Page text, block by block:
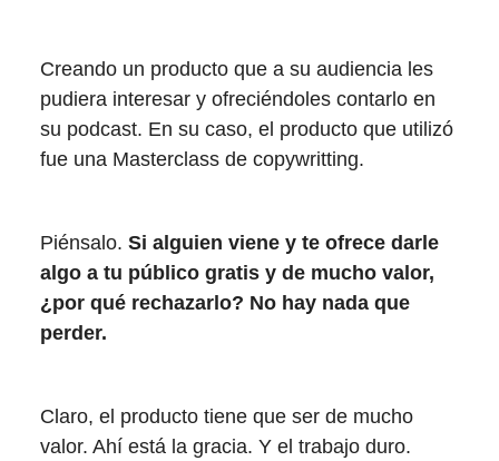
Creando un producto que a su audiencia les
pudiera interesar y ofreciéndoles contarlo en
su podcast. En su caso, el producto que utilizó
fue una Masterclass de copywritting.
Piénsalo. Si alguien viene y te ofrece darle
algo a tu público gratis y de mucho valor,
¿por qué rechazarlo? No hay nada que
perder.
Claro, el producto tiene que ser de mucho
valor. Ahí está la gracia. Y el trabajo duro.